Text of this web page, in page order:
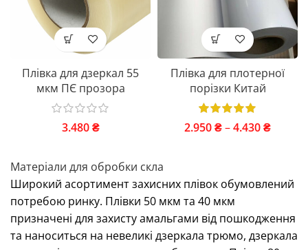
Плівка для дзеркал 55
мкм ПЄ прозора
3.480₴
Плівка для плотерної
порізки Китай
2.950₴–4.430₴
Матеріали для обробки скла
Широкий асортимент захисних плівок обумовлений
потребою ринку. Плівки 50 мкм та 40 мкм
призначені для захисту амальгами від пошкодження
та наноситься на невеликі дзеркала трюмо, дзеркала